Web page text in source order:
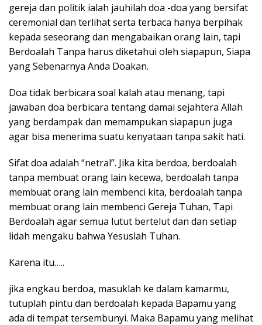
gereja dan politik ialah jauhilah doa -doa yang bersifat
ceremonial dan terlihat serta terbaca hanya berpihak
kepada seseorang dan mengabaikan orang lain, tapi
Berdoalah Tanpa harus diketahui oleh siapapun, Siapa
yang Sebenarnya Anda Doakan.
Doa tidak berbicara soal kalah atau menang, tapi
jawaban doa berbicara tentang damai sejahtera Allah
yang berdampak dan memampukan siapapun juga
agar bisa menerima suatu kenyataan tanpa sakit hati.
Sifat doa adalah “netral”. Jika kita berdoa, berdoalah
tanpa membuat orang lain kecewa, berdoalah tanpa
membuat orang lain membenci kita, berdoalah tanpa
membuat orang lain membenci Gereja Tuhan, Tapi
Berdoalah agar semua lutut bertelut dan dan setiap
lidah mengaku bahwa Yesuslah Tuhan.
Karena itu…..
jika engkau berdoa, masuklah ke dalam kamarmu,
tutuplah pintu dan berdoalah kepada Bapamu yang
ada di tempat tersembunyi. Maka Bapamu yang melihat